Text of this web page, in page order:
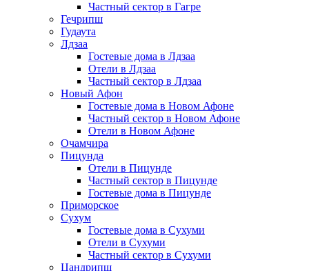
Частный сектор в Гагре
Гечрипш
Гудаута
Лдзаа
Гостевые дома в Лдзаа
Отели в Лдзаа
Частный сектор в Лдзаа
Новый Афон
Гостевые дома в Новом Афоне
Частный сектор в Новом Афоне
Отели в Новом Афоне
Очамчира
Пицунда
Отели в Пицунде
Частный сектор в Пицунде
Гостевые дома в Пицунде
Приморское
Сухум
Гостевые дома в Сухуми
Отели в Сухуми
Частный сектор в Сухуми
Цандрипш